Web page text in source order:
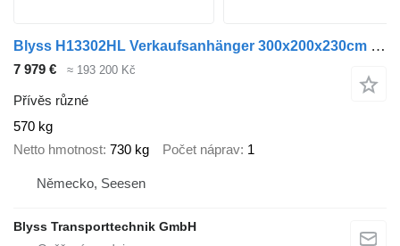
Blyss H13302HL Verkaufsanhänger 300x200x230cm 1300kg zGG
7 979 € ≈ 193 200 Kč
Přívěs různé
570 kg
Netto hmotnost 730 kg Počet náprav 1
Německo, Seesen
Blyss Transporttechnik GmbH